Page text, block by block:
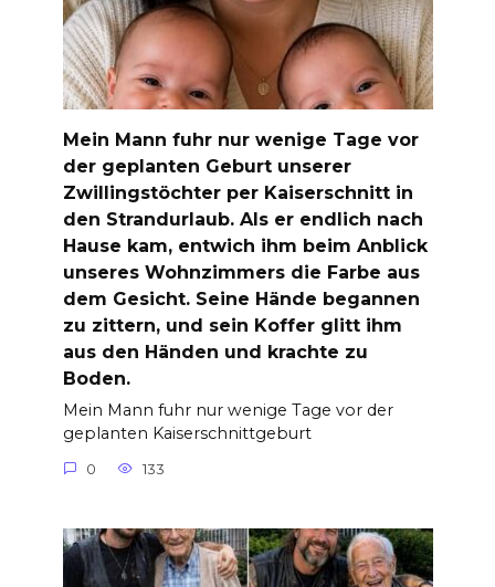
Mein Mann fuhr nur wenige Tage vor
der geplanten Geburt unserer
Zwillingstöchter per Kaiserschnitt in
den Strandurlaub. Als er endlich nach
Hause kam, entwich ihm beim Anblick
unseres Wohnzimmers die Farbe aus
dem Gesicht. Seine Hände begannen
zu zittern, und sein Koffer glitt ihm
aus den Händen und krachte zu
Boden.
Mein Mann fuhr nur wenige Tage vor der
geplanten Kaiserschnittgeburt
0 133